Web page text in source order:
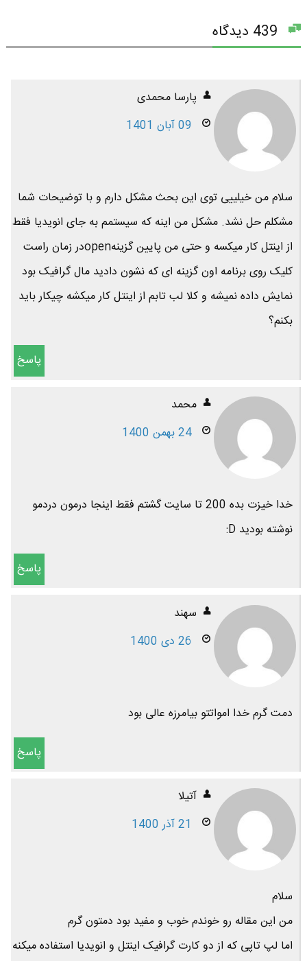
پارسا محمدی
09 آبان 1401
سلام من خیلییی توی این بحث مشکل دارم و با توضیحات شما
مشکلم حل نشد. مشکل من اینه که سیستمم به جای انویدیا فقط
از اینتل کار میکسه و حتی من پایین گزینهopenدر زمان راست
کلیک روی برنامه اون گزینه ای که نشون دادید مال گرافیک بود
نمایش داده نمیشه و کلا لب تابم از اینتل کار میکشه چیکار باید
بکنم؟
پاسخ
محمد
24 بهمن 1400
خدا خیزت بده 200 تا سایت گشتم فقط اینجا درمون دردمو
نوشته بودید D:
پاسخ
سهند
26 دی 1400
دمت گرم خدا امواتتو بیامرزه عالی بود
پاسخ
آتیلا
21 آذر 1400
سلام
من این مقاله رو خوندم خوب و مفید بود دمتون گرم
اما لپ تاپی که از دو کارت گرافیک اینتل و انویدیا استفاده میکنه